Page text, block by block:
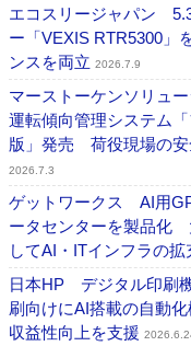
エコスリージャパン
ー「VEXIS RTR5300
ンスを両立 2026.7.9
マーストーケンソリュ
運転傾向管理システム
版」発売 荷役現場の安
2026.7.3
ゲットワークス AI用
ータセンターを製品化
してAI・ITインフラの拡
日本HP デジタル印刷
刷向けにAI搭載の自動
収益性向上を支援